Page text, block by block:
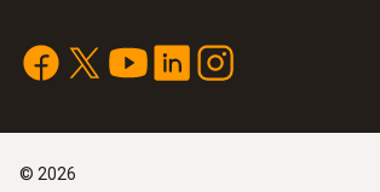
© 2026